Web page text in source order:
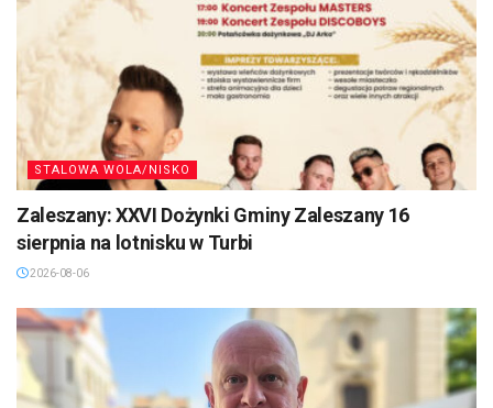
STALOWA WOLA/NISKO
Zaleszany: XXVI Dożynki Gminy Zaleszany 16
sierpnia na lotnisku w Turbi
2026-08-06